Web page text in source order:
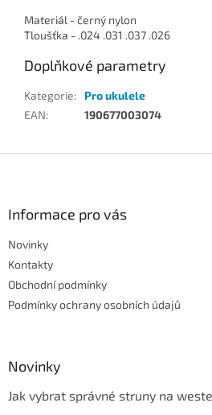
Materiál - černý nylon
Tloušťka - .024 .031 .037 .026
Doplňkové parametry
Kategorie:
Pro ukulele
EAN: 190677003074
Informace pro vás
Novinky
Kontakty
Obchodní podmínky
Podmínky ochrany osobních údajů
Novinky
Jak vybrat správné struny na